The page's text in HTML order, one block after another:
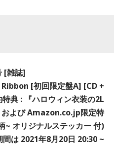
[雑誌]
[初回限定盤A] [CD +
典 : 『ハロウィン衣装の2L
および Amazon.co.jp限定特
~ オリジナルステッカー 付)
は 2021年8月20日 20:30 ~